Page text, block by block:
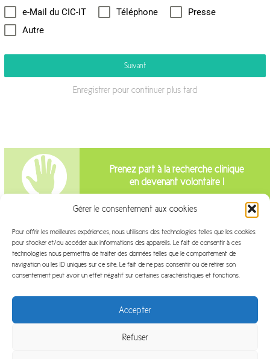
Gérer le consentement aux cookies
Pour offrir les meilleures expériences, nous utilisons des technologies telles que les cookies
pour stocker et/ou accéder aux informations des appareils. Le fait de consentir à ces
technologies nous permettra de traiter des données telles que le comportement de
navigation ou les ID uniques sur ce site. Le fait de ne pas consentir ou de retirer son
consentement peut avoir un effet négatif sur certaines caractéristiques et fonctions.
Accepter
Refuser
e-Mail du CIC-IT
Téléphone
Presse
Autre
Enregistrer pour continuer plus tard
Suivant
Prenez part à la recherche clinique
en devenant volontaire !
Intéressé par la recherche clinique?
Venez travailler avec nous!
Mentions légales